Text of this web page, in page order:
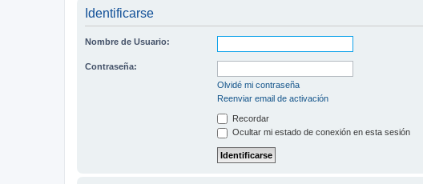
Identificarse
Nombre de Usuario:
Contraseña:
Olvidé mi contraseña
Reenviar email de activación
Recordar
Ocultar mi estado de conexión en esta sesión